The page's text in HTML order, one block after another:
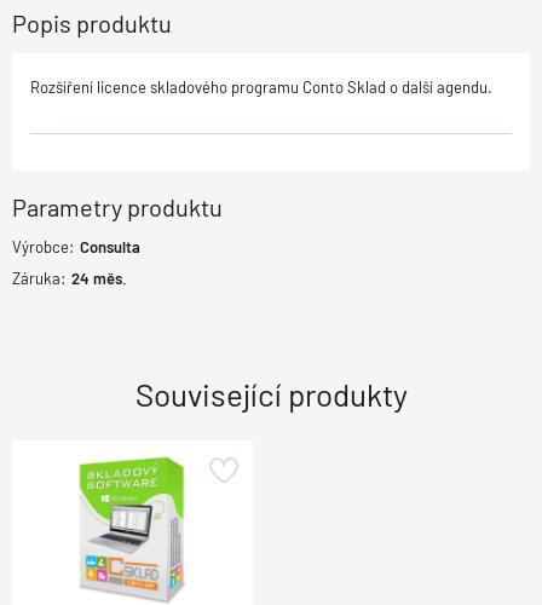
Popis produktu
Rozšíření licence skladového programu Conto Sklad o další agendu.
Parametry produktu
Výrobce: Consulta
Záruka: 24 měs.
Související produkty